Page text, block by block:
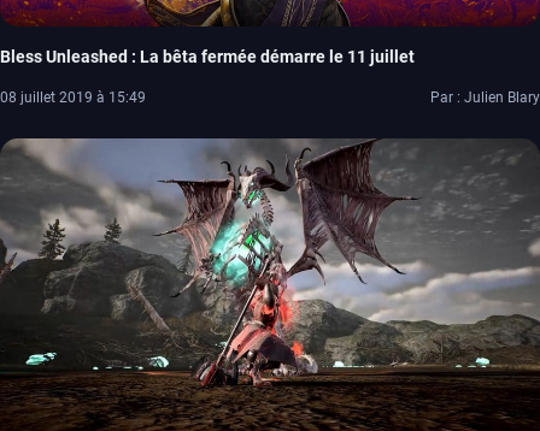
Bless Unleashed : La bêta fermée démarre le 11 juillet
08 juillet 2019 à 15:49 Par : Julien Blary